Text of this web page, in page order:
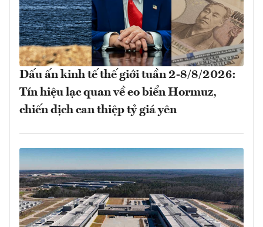
Dấu ấn kinh tế thế giới tuần 2-8/8/2026:
Tín hiệu lạc quan về eo biển Hormuz,
chiến dịch can thiệp tỷ giá yên